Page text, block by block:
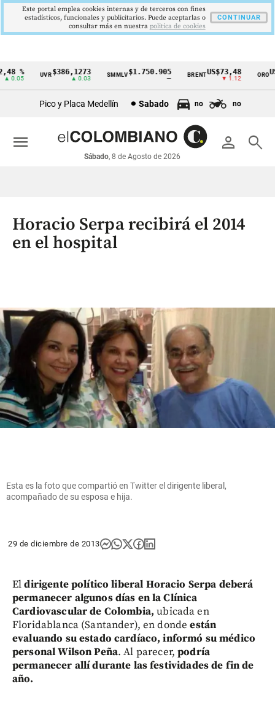
Cintillo
económicos
Colombia
% UVR$386,1273
▲ 0.03
SMMLV$1.750.905 BRENTUS$73,48
▼ 1.12
ORO
Pico y Placa Medellín Sabado no no
person search
Sábado, 8 de Agosto de 2026
menu
Horacio Serpa recibirá el 2014
en el hospital
Esta es la foto que compartió en Twitter el dirigente liberal,
acompañado de su esposa e hija.
29 de diciembre de 2013
Eldirigente político liberal Horacio Serpa deberá
permanecer algunos días en la Clínica
Cardiovascular de Colombia, ubicada en
Floridablanca (Santander), en dondeestán
evaluando su estado cardíaco, informó su médico
personal Wilson Peña. Al parecer, podría
permanecer allí durante las festividades de fin de
año.
Este portal emplea cookies internas y de terceros con fines
estadísticos, funcionales y publicitarios. Puede aceptarlas o
consultar más en nuestra politica de cookies
CONTINUAR